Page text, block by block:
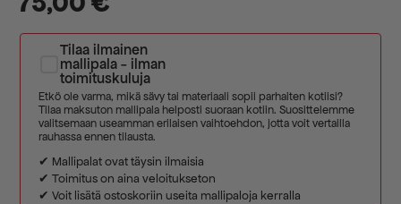
Tilaa ilmainen
mallipala - ilman
toimituskuluja
Etkö ole varma, mikä sävy tai materiaali sopii parhaiten kotiisi?
Tilaa maksuton mallipala helposti suoraan kotiin. Suosittelemme
valitsemaan useamman erilaisen vaihtoehdon, jotta voit vertailla
rauhassa ennen tilausta.
✔ Mallipalat ovat täysin ilmaisia
✔ Toimitus on aina veloitukseton
✔ Voit lisätä ostoskoriin useita mallipaloja kerralla